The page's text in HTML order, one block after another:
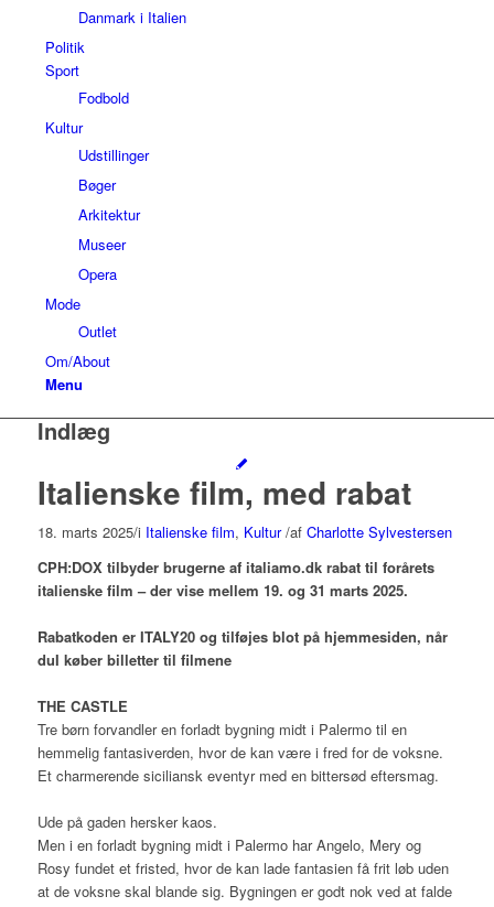
Danmark i Italien
Politik
Sport
Fodbold
Kultur
Udstillinger
Bøger
Arkitektur
Museer
Opera
Mode
Outlet
Om/About
Menu
Indlæg
Italienske film, med rabat
18. marts 2025/i Italienske film, Kultur /af Charlotte Sylvestersen
CPH:DOX tilbyder brugerne af italiamo.dk rabat til forårets
italienske film – der vise mellem 19. og 31 marts 2025.
Rabatkoden er ITALY20 og tilføjes blot på hjemmesiden, når
duI køber billetter til filmene
THE CASTLE
Tre børn forvandler en forladt bygning midt i Palermo til en
hemmelig fantasiverden, hvor de kan være i fred for de voksne.
Et charmerende siciliansk eventyr med en bittersød eftersmag.
Ude på gaden hersker kaos.
Men i en forladt bygning midt i Palermo har Angelo, Mery og
Rosy fundet et fristed, hvor de kan lade fantasien få frit løb uden
at de voksne skal blande sig. Bygningen er godt nok ved at falde